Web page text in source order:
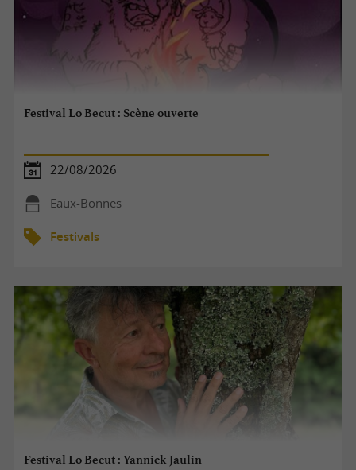
Festival Lo Becut : Scène ouverte
22/08/2026
Eaux-Bonnes
Festivals
Festival Lo Becut : Yannick Jaulin